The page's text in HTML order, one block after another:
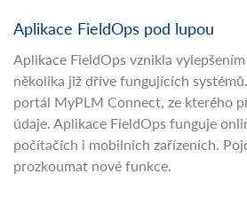
Aplikace FieldOps pod lupou
Aplikace FieldOps vznikla
několika již dříve fungujících
portál MyPLM Connect, ze kterého
údaje. Aplikace FieldOps funguje
počítačích i mobilních zařízeních.
prozkoumat nové funkce.